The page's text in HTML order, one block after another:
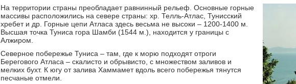
На территории страны преобладает равнинный рельеф. Основные горные
массивы расположились на севере страны: хр. Телль-Атлас, Тунисский
хребет и др. Горные цепи Атласа здесь весьма не высоки – 1200-1400 м.
Высшая точка Туниса гора Шамби (1544 м.), находится у границы с
Алжиром.
Северное побережье Туниса – там, где к морю подходят отроги
Берегового Атласа – скалисто и обрывисто, с множеством заливов и
мелких бухт. К югу от залива Хаммамет вдоль всего побережья тянутся
песчаные отмели.